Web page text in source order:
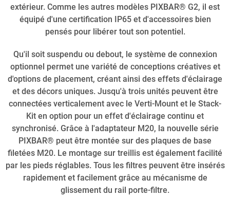
extérieur. Comme les autres modèles PIXBAR® G2, il est
équipé d'une certification IP65 et d'accessoires bien
pensés pour libérer tout son potentiel.
Qu'il soit suspendu ou debout, le système de connexion
optionnel permet une variété de conceptions créatives et
d'options de placement, créant ainsi des effets d'éclairage
et des décors uniques. Jusqu'à trois unités peuvent être
connectées verticalement avec le Verti-Mount et le Stack-
Kit en option pour un effet d'éclairage continu et
synchronisé. Grâce à l'adaptateur M20, la nouvelle série
PIXBAR® peut être montée sur des plaques de base
filetées M20. Le montage sur treillis est également facilité
par les pieds réglables. Tous les filtres peuvent être insérés
rapidement et facilement grâce au mécanisme de
glissement du rail porte-filtre.